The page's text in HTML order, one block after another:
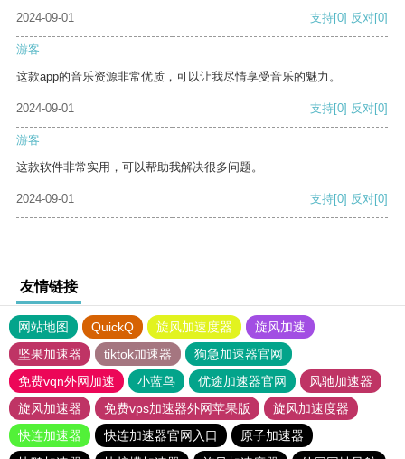
2024-09-01
支持[0] 反对[0]
游客
这款app的音乐资源非常优质，可以让我尽情享受音乐的魅力。
2024-09-01 支持[0] 反对[0]
游客
这款软件非常实用，可以帮助我解决很多问题。
2024-09-01 支持[0] 反对[0]
友情链接
网站地图 QuickQ 旋风加速度器
旋风加速
坚果加速器
tiktok加速器
狗急加速器官网
免费vqn外网加速
小蓝鸟 优途加速器官网
风驰加速器
旋风加速器
免费vps加速器外网苹果版
旋风加速度器
快连加速器
快连加速器官网入口
原子加速器